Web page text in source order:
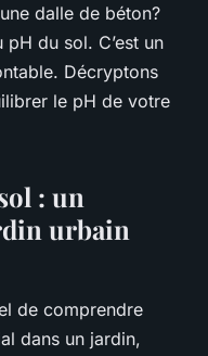
dalle de béton?
pH du sol. C’est un
Décryptons
le pH de votre
: un
urbain
de comprendre
dans un jardin,